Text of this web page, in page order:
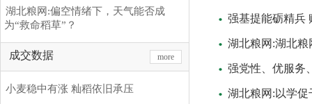
湖北粮网:偏空情绪下，天气能否成
为“救命稻草”？
成交数据 more
小麦稳中有涨 籼稻依旧承压
强基提能砺精兵
湖北粮网:湖北粮
强党性、优服务
湖北粮网:以学